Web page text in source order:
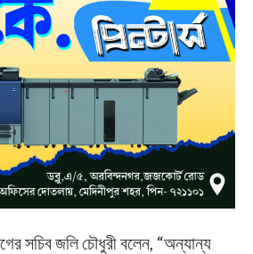
সচিব জলি চৌধুরী বলেন, “অন্যান্য